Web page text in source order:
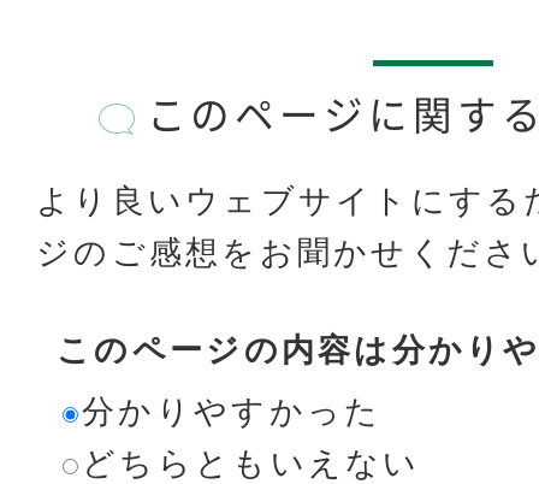
このページに関す
より良いウェブサイトにする
ジのご感想をお聞かせくださ
このページの内容は分かり
分かりやすかった
どちらともいえない